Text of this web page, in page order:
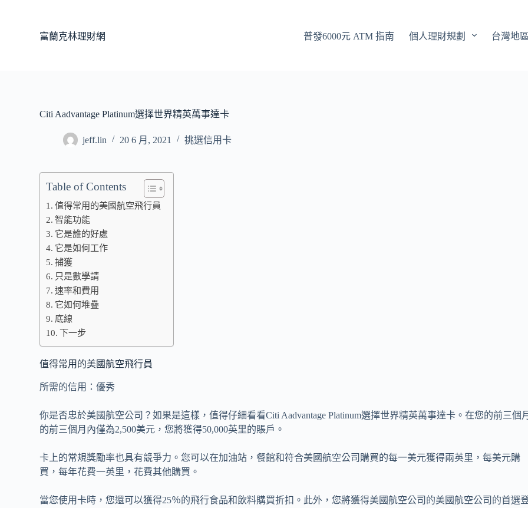
富蘭克林理財網 普發6000元 ATM 指南 個人理財規劃 台灣地
Citi Aadvantage Platinum選擇世界精英萬事達卡
jeff.lin 20 6 月, 2021 挑選信用卡
Table of Contents
值得常用的美國航空飛行員
智能功能
它是誰的好處
它是如何工作
捕獲
只是數學請
速率和費用
它如何堆疊
底線
下一步
值得常用的美國航空飛行員
所需的信用：優秀
你是否忠於美國航空公司？如果是這樣，值得仔細看看Citi Aadvantage Platinum選擇世界精英萬事達卡。在您的前三個
的前三個月內僅為2,500美元，您將獲得50,000英里的賬戶。
卡上的常規獎勵率也具有競爭力。您可以在加油站，餐館和符合美國航空公司購買的每一美元獲得兩英里，每美元購
買，每年花費一英里，花費其他購買。
當您使用卡時，您還可以獲得25％的飛行食品和飲料購買折扣。此外，您將獲得美國航空公司的美國航空公司的首選